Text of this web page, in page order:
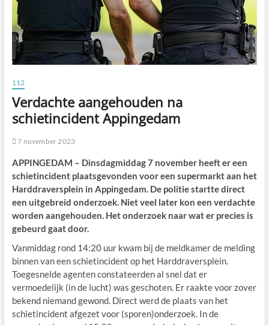
112
Verdachte aangehouden na
schietincident Appingedam
7 november 2023
APPINGEDAM – Dinsdagmiddag 7 november heeft er een
schietincident plaatsgevonden voor een supermarkt aan het
Harddraversplein in Appingedam. De politie startte direct
een uitgebreid onderzoek. Niet veel later kon een verdachte
worden aangehouden. Het onderzoek naar wat er precies is
gebeurd gaat door.
Vanmiddag rond 14:20 uur kwam bij de meldkamer de melding
binnen van een schietincident op het Harddraversplein.
Toegesnelde agenten constateerden al snel dat er
vermoedelijk (in de lucht) was geschoten. Er raakte voor zover
bekend niemand gewond. Direct werd de plaats van het
schietincident afgezet voor (sporen)onderzoek. In de